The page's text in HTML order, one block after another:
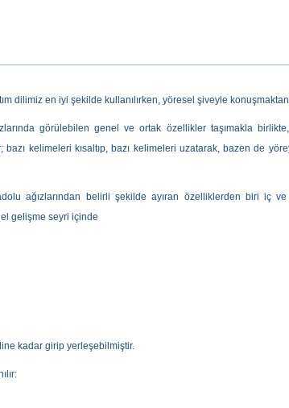
dilimiz en iyi şekilde kullanılırken, yöresel şiveyle konuşmaktan
görülebilen genel ve ortak özellikler taşımakla
bazı kelimeleri kısaltıp, bazı kelimeleri uzatarak, bazen de
ağızlarından belirli şekilde ayıran özelliklerden biri iç
gelişme seyri içinde
kadar girip yerleşebilmiştir.